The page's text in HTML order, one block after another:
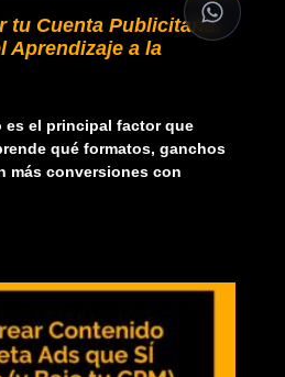
tu Cuenta Publicitaria:
Aprendizaje a la
es el principal factor que
qué formatos, ganchos
más conversiones con